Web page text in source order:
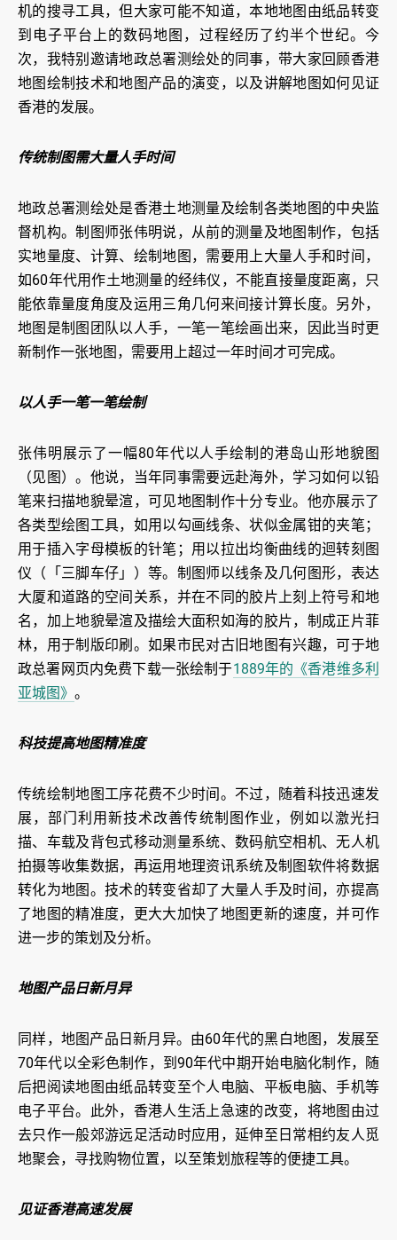
机的搜寻工具，但大家可能不知道，本地地图由纸品转变
到电子平台上的数码地图，过程经历了约半个世纪。今
次，我特别邀请地政总署测绘处的同事，带大家回顾香港
地图绘制技术和地图产品的演变，以及讲解地图如何见证
香港的发展。
传统制图需大量人手时间
地政总署测绘处是香港土地测量及绘制各类地图的中央监
督机构。制图师张伟明说，从前的测量及地图制作，包括
实地量度、计算、绘制地图，需要用上大量人手和时间，
如60年代用作土地测量的经纬仪，不能直接量度距离，只
能依靠量度角度及运用三角几何来间接计算长度。另外，
地图是制图团队以人手，一笔一笔绘画出来，因此当时更
新制作一张地图，需要用上超过一年时间才可完成。
以人手一笔一笔绘制
张伟明展示了一幅80年代以人手绘制的港岛山形地貌图
（见图）。他说，当年同事需要远赴海外，学习如何以铅
笔来扫描地貌晕渲，可见地图制作十分专业。他亦展示了
各类型绘图工具，如用以勾画线条、状似金属钳的夹笔；
用于插入字母模板的针笔；用以拉出均衡曲线的迴转刻图
仪（「三脚车仔」）等。制图师以线条及几何图形，表达
大厦和道路的空间关系，并在不同的胶片上刻上符号和地
名，加上地貌晕渲及描绘大面积如海的胶片，制成正片菲
林，用于制版印刷。如果市民对古旧地图有兴趣，可于地
政总署网页内免费下载一张绘制于1889年的《香港维多利
亚城图》 。
科技提高地图精准度
传统绘制地图工序花费不少时间。不过，随着科技迅速发
展，部门利用新技术改善传统制图作业，例如以激光扫
描、车载及背包式移动测量系统、数码航空相机、无人机
拍摄等收集数据，再运用地理资讯系统及制图软件将数据
转化为地图。技术的转变省却了大量人手及时间，亦提高
了地图的精准度，更大大加快了地图更新的速度，并可作
进一步的策划及分析。
地图产品日新月异
同样，地图产品日新月异。由60年代的黑白地图，发展至
70年代以全彩色制作，到90年代中期开始电脑化制作，随
后把阅读地图由纸品转变至个人电脑、平板电脑、手机等
电子平台。此外，香港人生活上急速的改变，将地图由过
去只作一般郊游远足活动时应用，延伸至日常相约友人觅
地聚会，寻找购物位置，以至策划旅程等的便捷工具。
见证香港高速发展